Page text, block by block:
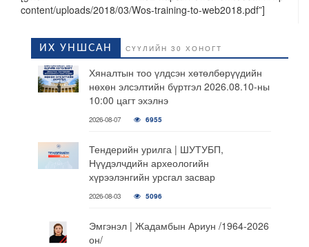
content/uploads/2018/03/Wos-training-to-web2018.pdf”]
ИХ УНШСАН СҮҮЛИЙН 30 ХОНОГТ
Хяналтын тоо үлдсэн хөтөлбөрүүдийн
нөхөн элсэлтийн бүртгэл 2026.08.10-ны
10:00 цагт эхэлнэ
2026-08-07 6955
Тендерийн урилга | ШУТУБП,
Нүүдэлчдийн археологийн
хүрээлэнгийн урсгал засвар
2026-08-03 5096
Эмгэнэл | Жадамбын Ариун /1964-2026
он/